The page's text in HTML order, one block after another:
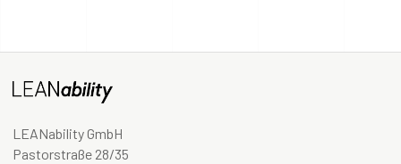
LEANability GmbH
Pastorstraße 28/35